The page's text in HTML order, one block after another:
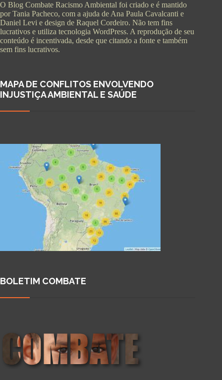
O Blog Combate Racismo Ambiental foi criado e é mantido
por Tania Pacheco, com a ajuda de Ana Paula Cavalcanti e
Daniel Levi e design de Raquel Cordeiro. Não tem fins
lucrativos e utiliza tecnologia WordPress. A reprodução de seu
conteúdo é incentivada, desde que citando a fonte e também
sem fins lucrativos.
MAPA DE CONFLITOS ENVOLVENDO
INJUSTIÇA AMBIENTAL E SAÚDE
BOLETIM COMBATE